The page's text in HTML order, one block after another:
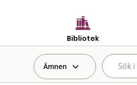
Bibliotek
Ämnen